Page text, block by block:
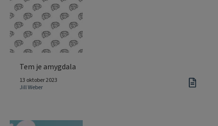
Tem je amygdala
13 oktober 2023
Jill Weber